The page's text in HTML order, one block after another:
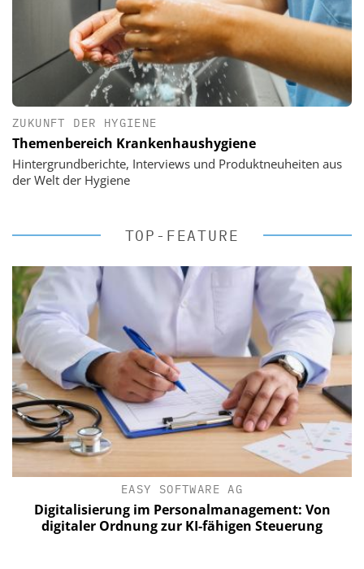
ZUKUNFT DER HYGIENE
Themenbereich Krankenhaushygiene
Hintergrundberichte, Interviews und Produktneuheiten aus
der Welt der Hygiene
TOP-FEATURE
EASY SOFTWARE AG
Digitalisierung im Personalmanagement: Von
digitaler Ordnung zur KI-fähigen Steuerung